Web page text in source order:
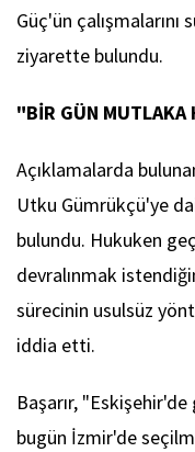
Güç'ün
ziyarette bulundu.
"BİR GÜN MUTLAKA
Açıklamalarda
Utku Gümrükçü'ye
bulundu. Hukuken
devralınmak
sürecinin usulsüz
iddia etti.
Başarır,
bugün İzmir'de